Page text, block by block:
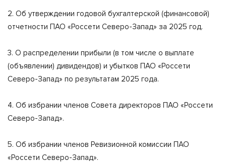
2. Об утверждении годовой бухгалтерской (финансовой)
отчетности ПАО «Россети Северо-Запад» за 2025 год.
3. О распределении прибыли (в том числе о выплате
(объявлении) дивидендов) и убытков ПАО «Россети
Северо-Запад» по результатам 2025 года.
4. Об избрании членов Совета директоров ПАО «Россети
Северо-Запад».
5. Об избрании членов Ревизионной комиссии ПАО
«Россети Северо-Запад».